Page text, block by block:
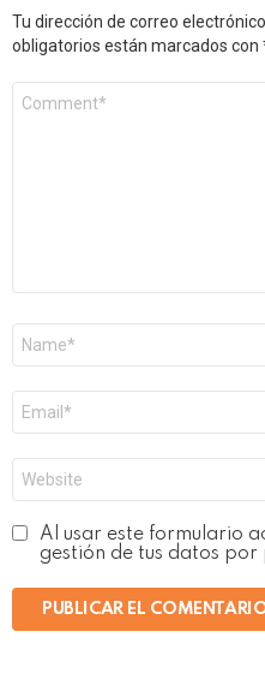
Tu dirección de correo
obligatorios están marcados con
electrónico
*
Al usar este formulario
gestión de tus datos